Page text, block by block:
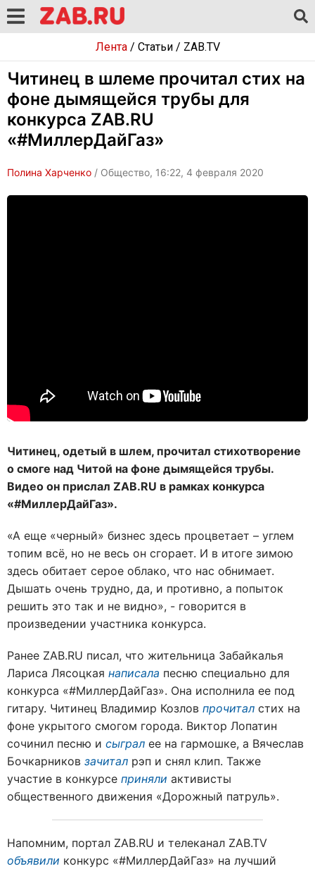
Лента/ Статьи/ ZAB.TV
Читинец в шлеме прочитал стих на
фоне дымящейся трубы для
конкурса ZAB.RU
«#МиллерДайГаз»
Полина Харченко / Общество, 16:22, 4 февраля 2020
Читинец, одетый в шлем, прочитал стихотворение
о смоге над Читой на фоне дымящейся трубы.
Видео он прислал ZAB.RU в рамках конкурса
«#МиллерДайГаз».
«А еще «черный» бизнес здесь процветает – углем
топим всё, но не весь он сгорает. И в итоге зимою
здесь обитает серое облако, что нас обнимает.
Дышать очень трудно, да, и противно, а попыток
решить это так и не видно», - говорится в
произведении участника конкурса.
Ранее ZAB.RU писал, что жительница Забайкалья
Лариса Лясоцкая написала песню специально для
конкурса «#МиллерДайГаз». Она исполнила ее под
гитару. Читинец Владимир Козлов прочитал стих на
фоне укрытого смогом города. Виктор Лопатин
сочинил песню и сыграл ее на гармошке, а Вячеслав
Бочкарников зачитал рэп и снял клип. Также
участие в конкурсе приняли активисты
общественного движения «Дорожный патруль».
Напомним, портал ZAB.RU и телеканал ZAB.TV
объявили конкурс «#МиллерДайГаз» на лучший